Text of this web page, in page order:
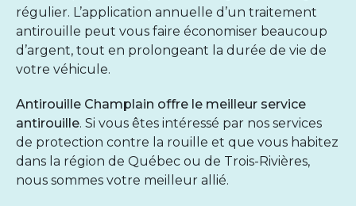
régulier. L’application annuelle d’un traitement
antirouille peut vous faire économiser beaucoup
d’argent, tout en prolongeant la durée de vie de
votre véhicule.
Antirouille Champlain offre le meilleur service
antirouille. Si vous êtes intéressé par nos services
de protection contre la rouille et que vous habitez
dans la région de Québec ou de Trois-Rivières,
nous sommes votre meilleur allié.